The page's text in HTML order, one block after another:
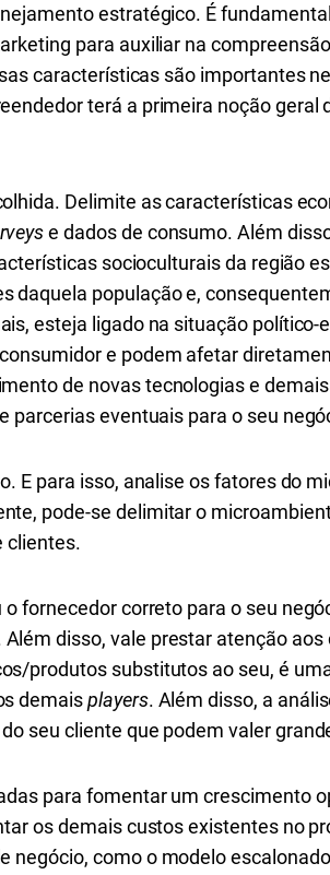
estratégico. É
para auxiliar na
características são importantes
terá a primeira noção
Delimite as características
e dados de consumo. Além
socioculturais da região
daquela população e,
esteja ligado na situação
e podem afetar
de novas tecnologias e
parcerias eventuais para o seu
E para isso, analise os fatores do
pode-se delimitar o
clientes.
fornecedor correto para o seu
disso, vale prestar atenção
produtos substitutos ao seu, é
demaisplayers. Além disso, a
seu cliente que podem valer
para fomentar um crescimento
os demais custos existentes no
negócio, como o modelo